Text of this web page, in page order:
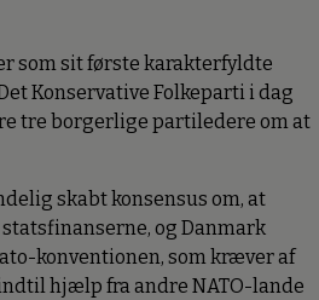
som sit første karakterfyldte
Konservative Folkeparti i dag
tre borgerlige partiledere om at
skabt konsensus om, at
og Danmark
konventionen, som kræver af
hjælp fra andre NATO-lande